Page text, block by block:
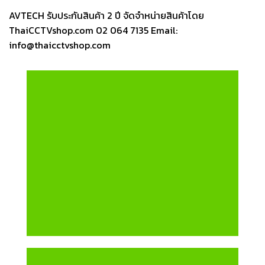
AVTECH รับประกันสินค้า 2 ปี จัดจำหน่ายสินค้าโดย
ThaiCCTVshop.com 02 064 7135 Email:
info@thaicctvshop.com